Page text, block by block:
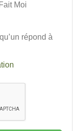
Moi
répond à